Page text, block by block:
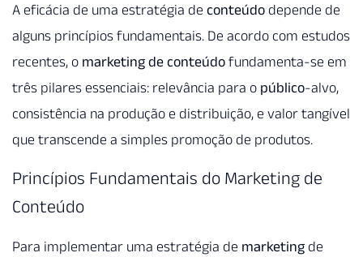
A eficácia de uma estratégia de conteúdo depende de
alguns princípios fundamentais. De acordo com estudos
recentes, o marketing de conteúdo fundamenta-se em
três pilares essenciais: relevância para o público-alvo,
consistência na produção e distribuição, e valor tangível
que transcende a simples promoção de produtos.
Princípios Fundamentais do Marketing de
Conteúdo
Para implementar uma estratégia de marketingde